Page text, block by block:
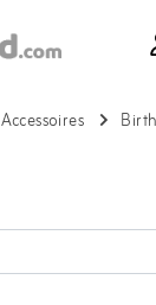
Accessoires